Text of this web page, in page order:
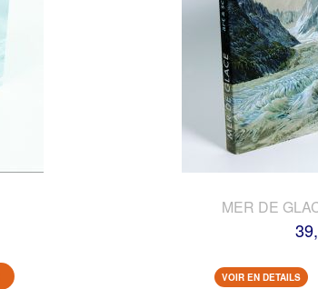
MER DE
VOIR EN DETAILS